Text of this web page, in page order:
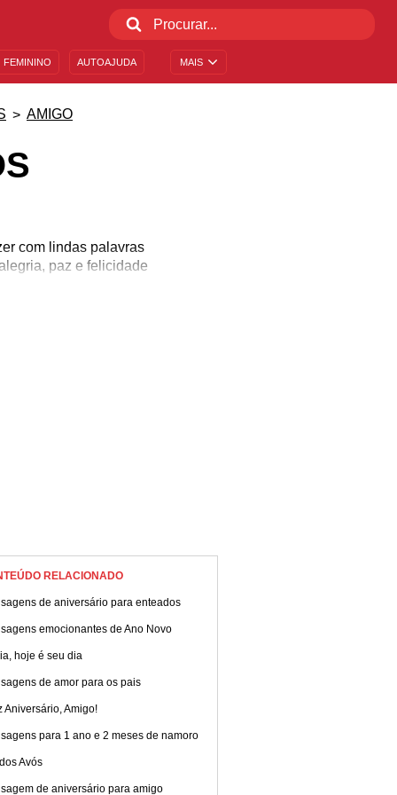
MAIS
FEMININO AUTOAJUDA
AMIGO
com lindas palavras
paz e felicidade
RELACIONADO
de aniversário para enteados
emocionantes de Ano Novo
hoje é seu dia
de amor para os pais
Aniversário, Amigo!
para 1 ano e 2 meses de namoro
Avós
de aniversário para amigo